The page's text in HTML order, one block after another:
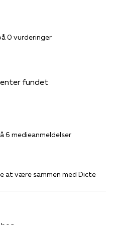
0 vurderinger
fundet
6 medieanmeldelser
at være sammen med Dicte